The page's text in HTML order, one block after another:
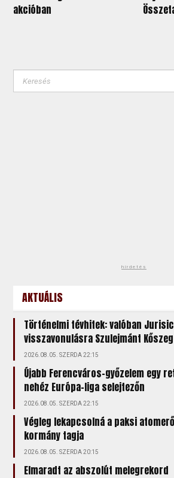
akcióban
hirdetés
AKTUÁLIS
Történelmi tévhitek: valóban
visszavonulásra Szulejmánt
2026.08.05. SZERDA 22:15
Újabb Ferencváros-győzelem egy
nehéz Európa-liga selejtezőn
2026.08.05. SZERDA 22:15
Végleg lekapcsolná a paksi
kormány tagja
2026.08.05. SZERDA 20:15
Elmaradt az abszolút melegrekord